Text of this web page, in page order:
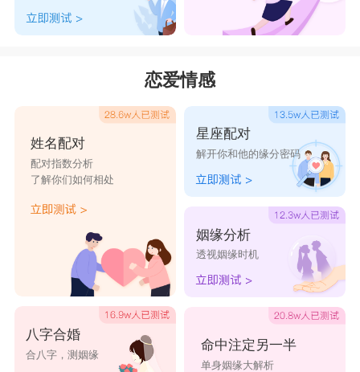
恋爱情感
姓名配对
配对指数分析
了解你们如何相处
八字合婚
合八字，测姻缘
星座配对
解开你和他的缘分密码
姻缘分析
透视姻缘时机
命中注定另一半
单身姻缘大解析